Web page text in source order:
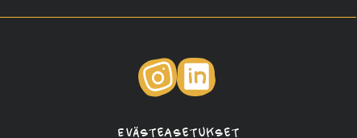
Instagram
Evästeasetukset